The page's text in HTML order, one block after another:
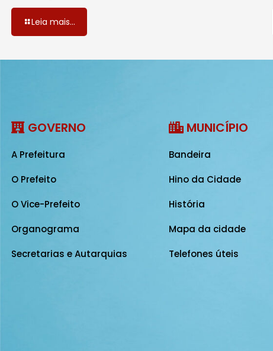
Leia mais...
GOVERNO
A Prefeitura
O Prefeito
O Vice-Prefeito
Organograma
Secretarias e Autarquias
MUNICÍPIO
Bandeira
Hino da Cidade
História
Mapa da cidade
Telefones úteis